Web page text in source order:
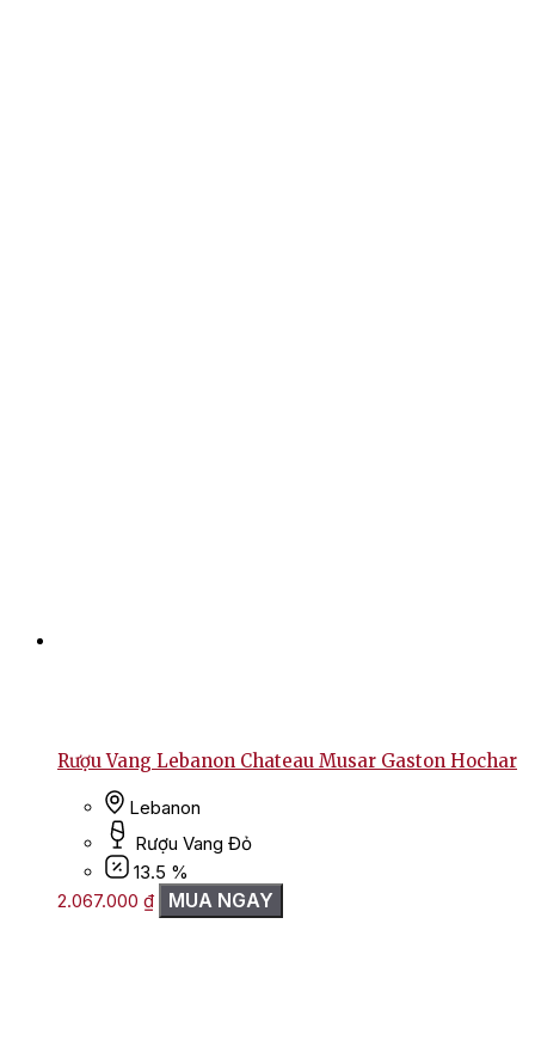
Rượu Vang Lebanon Chateau Musar Gaston Hochar
Lebanon
Rượu Vang Đỏ
13.5 %
2.067.000 ₫ MUA NGAY